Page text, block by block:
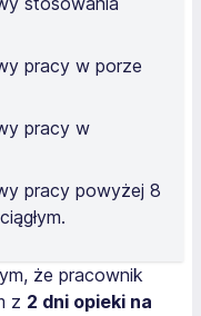
pracy w porze
pracy w
pracy powyżej 8
że pracownik
z 2 dni opieki na